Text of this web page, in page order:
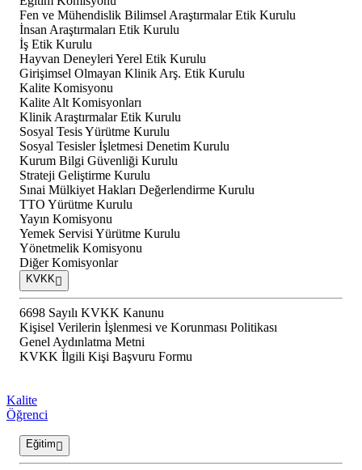
Fen ve Mühendislik Bilimsel Araştırmalar Etik Kurulu
İnsan Araştırmaları Etik Kurulu
İş Etik Kurulu
Hayvan Deneyleri Yerel Etik Kurulu
Girişimsel Olmayan Klinik Arş. Etik Kurulu
Kalite Komisyonu
Kalite Alt Komisyonları
Klinik Araştırmalar Etik Kurulu
Sosyal Tesis Yürütme Kurulu
Sosyal Tesisler İşletmesi Denetim Kurulu
Kurum Bilgi Güvenliği Kurulu
Strateji Geliştirme Kurulu
Sınai Mülkiyet Hakları Değerlendirme Kurulu
TTO Yürütme Kurulu
Yayın Komisyonu
Yemek Servisi Yürütme Kurulu
Yönetmelik Komisyonu
Diğer Komisyonlar
KVKK
6698 Sayılı KVKK Kanunu
Kişisel Verilerin İşlenmesi ve Korunması Politikası
Genel Aydınlatma Metni
KVKK İlgili Kişi Başvuru Formu
Kalite
Öğrenci
Eğitim